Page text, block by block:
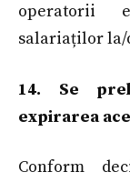
operatorii
salariaților la/
14. Se
expirarea
Conform